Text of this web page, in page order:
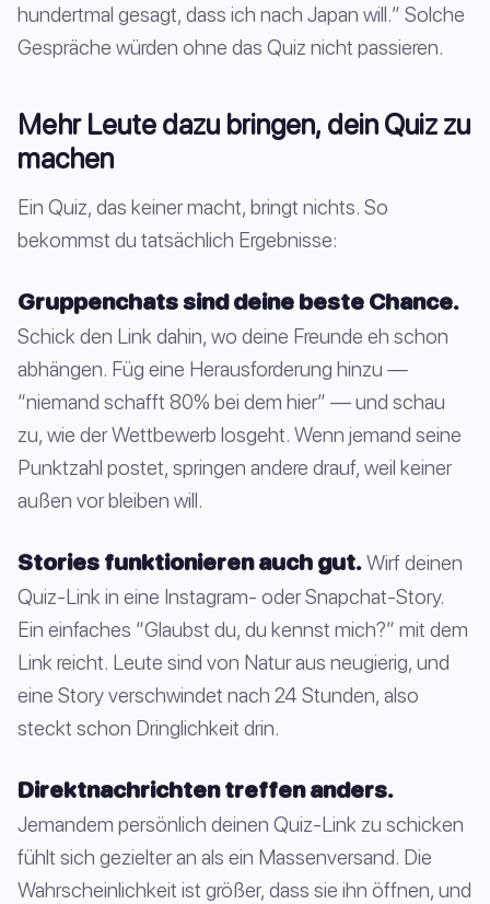
hundertmal gesagt, dass ich nach Japan will.” Solche
Gespräche würden ohne das Quiz nicht passieren.
Mehr Leute dazu bringen, dein Quiz zu
machen
Ein Quiz, das keiner macht, bringt nichts. So
bekommst du tatsächlich Ergebnisse:
Gruppenchats sind deine beste Chance.
Schick den Link dahin, wo deine Freunde eh schon
abhängen. Füg eine Herausforderung hinzu —
“niemand schafft 80% bei dem hier” — und schau
zu, wie der Wettbewerb losgeht. Wenn jemand seine
Punktzahl postet, springen andere drauf, weil keiner
außen vor bleiben will.
Stories funktionieren auch gut.Wirf deinen
Quiz-Link in eine Instagram- oder Snapchat-Story.
Ein einfaches “Glaubst du, du kennst mich?” mit dem
Link reicht. Leute sind von Natur aus neugierig, und
eine Story verschwindet nach 24 Stunden, also
steckt schon Dringlichkeit drin.
Direktnachrichten treffen anders.
Jemandem persönlich deinen Quiz-Link zu schicken
fühlt sich gezielter an als ein Massenversand. Die
Wahrscheinlichkeit ist größer, dass sie ihn öffnen, und